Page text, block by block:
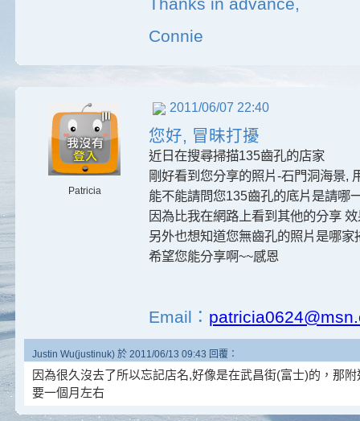
Connie
Patricia
2011/06/07 22:40
您好, 冒昧打擾
近日在搜尋掃描135齒孔的店家
剛好看到您分享的照片-石門洞海景,
能不能請問您135齒孔的底片是請哪
因為比我在網路上看到其他的分享
另外也想知道您無齒孔的照片是哪
希望您能分享啊~~感恩
Email：
Justin Wu(justinuk) 於 2011/06/13 09:43 回覆：
因為很久沒去了所以忘記店名,好像是在武昌街(富士)的，那
要一個月左右